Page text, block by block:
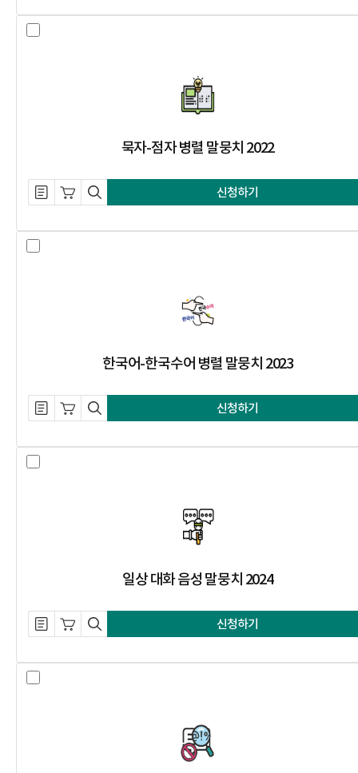
묵자-점자 병렬 말뭉치 2022
설명 자료 내려받기
장바구니 담기
미리보기 신청하기
한국어-한국수어 병렬 말뭉치 2023
설명 자료 내려받기
장바구니 담기
미리보기 신청하기
일상 대화 음성 말뭉치 2024
설명 자료 내려받기
장바구니 담기
미리보기 신청하기